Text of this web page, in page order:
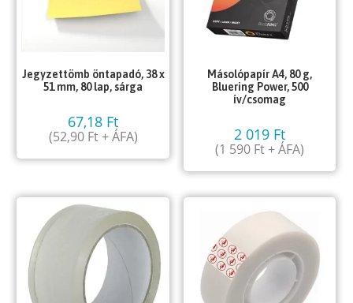
Jegyzettömb öntapadó, 38 x
51 mm, 80 lap, sárga
67,18 Ft
(52,90 Ft+ ÁFA)
Másolópapír A4, 80 g,
Bluering Power, 500
ív/csomag
2 019 Ft
(1 590 Ft+ ÁFA)